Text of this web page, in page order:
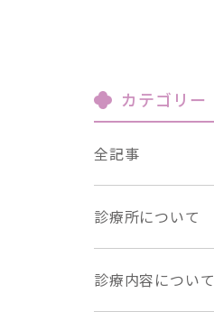
カテゴリー
全記事
診療所について
診療内容について